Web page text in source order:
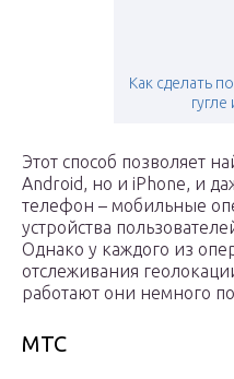
Как сделать
гугле
Этот способ позволяет
Android, но и iPhone, и
телефон – мобильные
устройства
Однако у каждого из
отслеживания
работают они немного
МТС